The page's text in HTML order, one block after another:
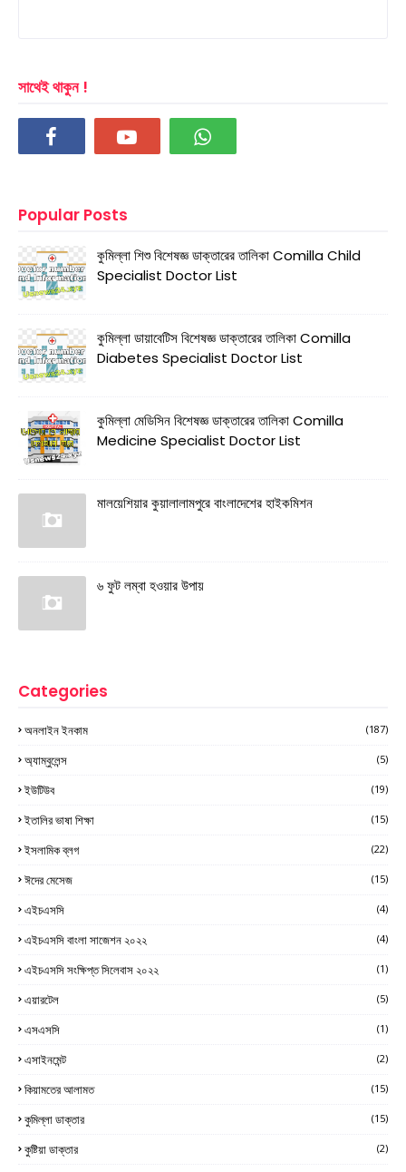
সাথেই থাকুন !
Popular Posts
কুমিল্লা শিশু বিশেষজ্ঞ ডাক্তারের তালিকা Comilla Child
Specialist Doctor List
কুমিল্লা ডায়াবেটিস বিশেষজ্ঞ ডাক্তারের তালিকা Comilla
Diabetes Specialist Doctor List
কুমিল্লা মেডিসিন বিশেষজ্ঞ ডাক্তারের তালিকা Comilla
Medicine Specialist Doctor List
মালয়েশিয়ার কুয়ালালামপুরে বাংলাদেশের হাইকমিশন
৬ ফুট লম্বা হওয়ার উপায়
Categories
অনলাইন ইনকাম (187)
অ্যাম্বুলেন্স (5)
ইউটিউব (19)
ইতালির ভাষা শিক্ষা (15)
ইসলামিক ব্লগ (22)
ঈদের মেসেজ (15)
এইচএসসি (4)
এইচএসসি বাংলা সাজেশন ২০২২ (4)
এইচএসসি সংক্ষিপ্ত সিলেবাস ২০২২ (1)
এয়ারটেল (5)
এসএসসি (1)
এসাইনমেন্ট (2)
কিয়ামতের আলামত (15)
কুমিল্লা ডাক্তার (15)
কুষ্টিয়া ডাক্তার (2)